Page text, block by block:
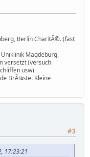
Berlin CharitÃ©. (fast
Magdeburg.
versetzt (versuch
usw)
BrÃ¼ste. Kleine
#3
17:23:21